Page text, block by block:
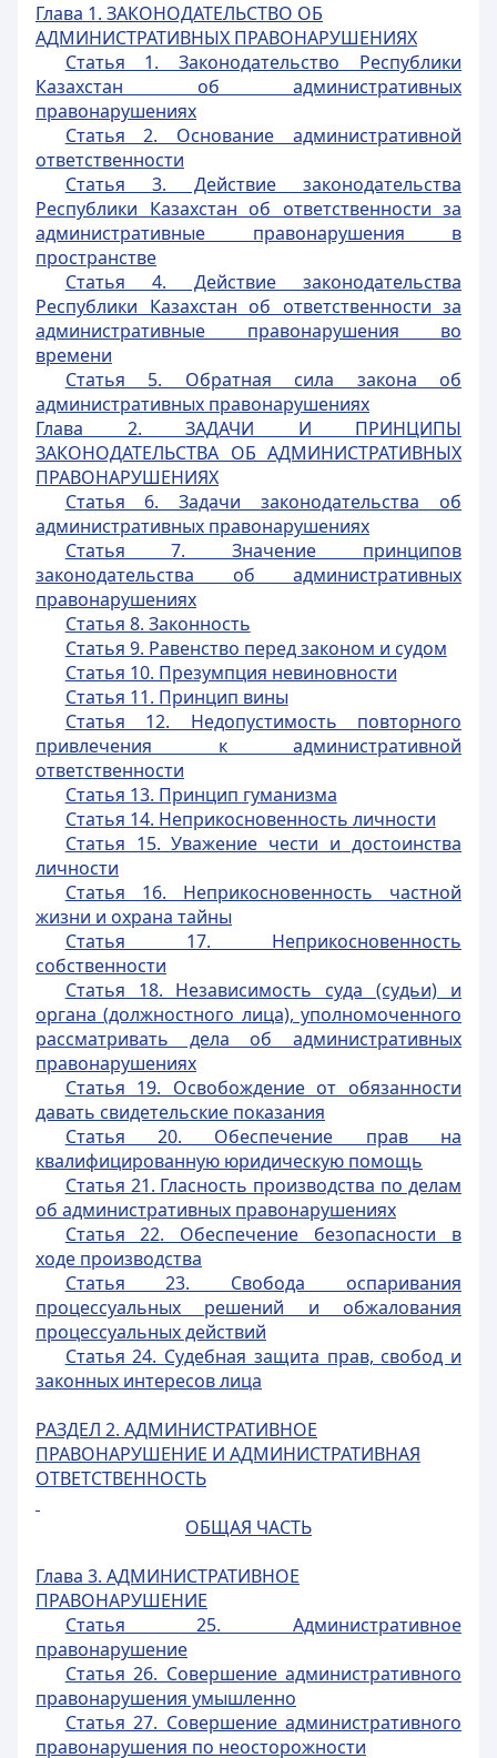
Глава 1. ЗАКОНОДАТЕЛЬСТВО ОБ
АДМИНИСТРАТИВНЫХ ПРАВОНАРУШЕНИЯХ
Статья 1. Законодательство Республики
Казахстан об административных
правонарушениях
Статья 2. Основание административной
ответственности
Статья 3. Действие законодательства
Республики Казахстан об ответственности за
административные правонарушения в
пространстве
Статья 4. Действие законодательства
Республики Казахстан об ответственности за
административные правонарушения во
времени
Статья 5. Обратная сила закона об
административных правонарушениях
Глава 2. ЗАДАЧИ И ПРИНЦИПЫ
ЗАКОНОДАТЕЛЬСТВА ОБ АДМИНИСТРАТИВНЫХ
ПРАВОНАРУШЕНИЯХ
Статья 6. Задачи законодательства об
административных правонарушениях
Статья 7. Значение принципов
законодательства об административных
правонарушениях
Статья 8. Законность
Статья 9. Равенство перед законом и судом
Статья 10. Презумпция невиновности
Статья 11. Принцип вины
Статья 12. Недопустимость повторного
привлечения к административной
ответственности
Статья 13. Принцип гуманизма
Статья 14. Неприкосновенность личности
Статья 15. Уважение чести и достоинства
личности
Статья 16. Неприкосновенность частной
жизни и охрана тайны
Статья 17. Неприкосновенность
собственности
Статья 18. Независимость суда (судьи) и
органа (должностного лица), уполномоченного
рассматривать дела об административных
правонарушениях
Статья 19. Освобождение от обязанности
давать свидетельские показания
Статья 20. Обеспечение прав на
квалифицированную юридическую помощь
Статья 21. Гласность производства по делам
об административных правонарушениях
Статья 22. Обеспечение безопасности в
ходе производства
Статья 23. Свобода оспаривания
процессуальных решений и обжалования
процессуальных действий
Статья 24. Судебная защита прав, свобод и
законных интересов лица
РАЗДЕЛ 2. АДМИНИСТРАТИВНОЕ
ПРАВОНАРУШЕНИЕ И АДМИНИСТРАТИВНАЯ
ОТВЕТСТВЕННОСТЬ
ОБЩАЯ ЧАСТЬ
Глава 3. АДМИНИСТРАТИВНОЕ
ПРАВОНАРУШЕНИЕ
Статья 25. Административное
правонарушение
Статья 26. Совершение административного
правонарушения умышленно
Статья 27. Совершение административного
правонарушения по неосторожности